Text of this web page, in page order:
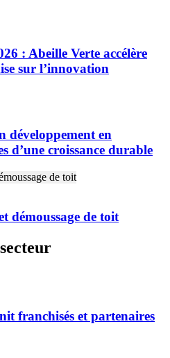
: Abeille Verte accélère
sur l’innovation
développement en
d’une croissance durable
démoussage de toit
franchisés et partenaires